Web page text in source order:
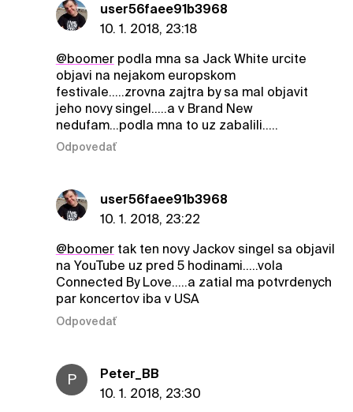
user56faee91b3968
10. 1. 2018, 23:18
@boomerpodla mna sa Jack White urcite
objavi na nejakom europskom
festivale.....zrovna zajtra by sa mal objavit
jeho novy singel.....a v Brand New
nedufam...podla mna to uz zabalili.....
Odpovedať
user56faee91b3968
10. 1. 2018, 23:22
@boomertak ten novy Jackov singel sa objavil
na YouTube uz pred 5 hodinami.....vola
Connected By Love.....a zatial ma potvrdenych
par koncertov iba v USA
Odpovedať
P
Peter_BB
10. 1. 2018, 23:30